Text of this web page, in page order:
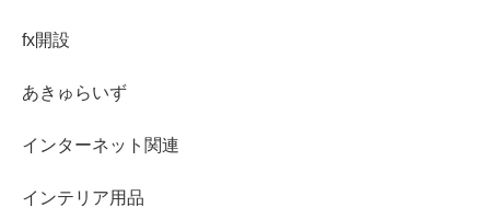
fx開設
あきゅらいず
インターネット関連
インテリア用品